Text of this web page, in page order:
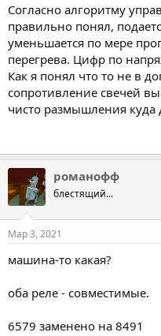
Согласно алгоритму
правильно понял,
уменьшается по мере
перегрева. Цифр по
Как я понял что то не в
сопротивление свечей
чисто размышления куда
романофф
блестящий...
Мар 3, 2021
машина-то какая?
оба реле - совместимые.
6579 заменено на 8491